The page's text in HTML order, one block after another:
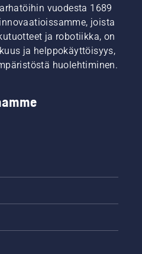
vuodesta 1689
joista
ja robotiikka, on
ja helppokäyttöisyys,
huolehtiminen.